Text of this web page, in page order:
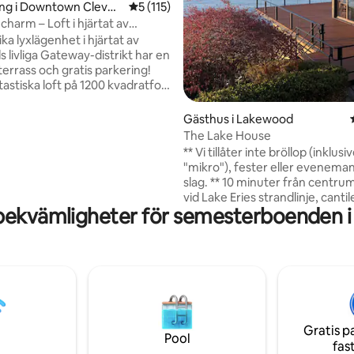
i Downtown Clevel
5 av 5 i genomsnittligt betyg, 115
5 (115)
– Loft i hjärtat av
lyxlägenhet i hjärtat av
livliga Gateway-distrikt har en
och gratis parkering!
loft på 1200 kvadratfot
ligger inom 5-20 minuters
Njut av en restaurang på
Gästhus i Lakewood
The Lake House
** Vi tillåter inte bröllop
"mikro"), fester eller
slag. ** 10 minuter från centrum! DIREKT
vid Lake Eries strandlinje,
ovanför vattnet. Helt privat
vid vattnet. Upplev vågornas
- Den noggrant utformade
blandar den tidlösa charmen i
arkitektur från mitten av
med exklusiv lyx.
för semesterboenden
Pool
Gratis